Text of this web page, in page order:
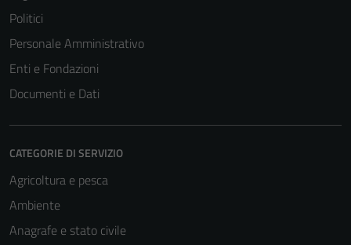
Politici
Personale Amministrativo
Enti e Fondazioni
Documenti e Dati
CATEGORIE DI SERVIZIO
Agricoltura e pesca
Ambiente
Anagrafe e stato civile